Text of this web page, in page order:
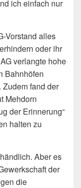
ich einfach nur
Vorstand alles
oder ihr
verlangte hohe
Bahnhöfen
fand der
Mehdorn
der Erinnerung“
halten zu
Aber es
der
die